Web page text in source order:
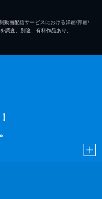
動画配信サービスにおける洋画/邦画/
調査。別途、有料作品あり。